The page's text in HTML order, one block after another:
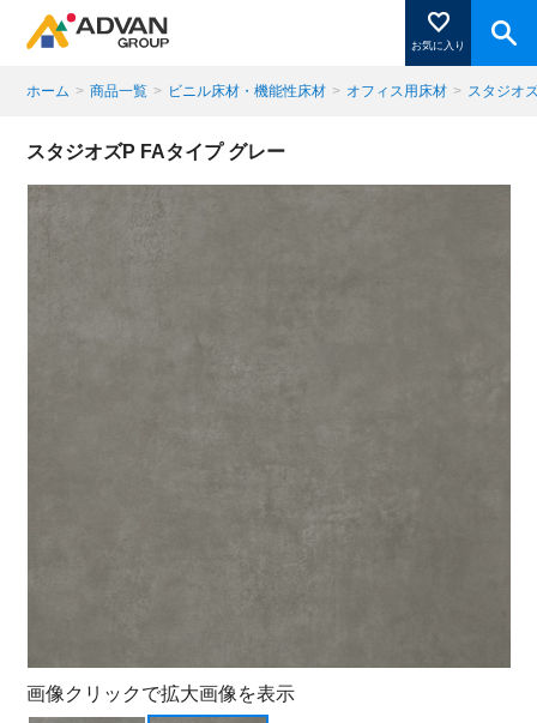
お気に入り
商品ページにある「お気に入り登録」を押すと登録した
商品がここに表示されます。
ホーム > 商品一覧 > ビニル床材・機能性床材 > オフィス用床材 > スタジオ
スタジオズP FAタイプ グレー
画像クリックで拡大画像を表示